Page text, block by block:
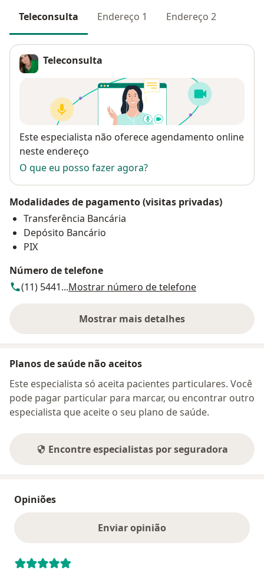
Teleconsulta Endereço 1 Endereço 2
Teleconsulta
Disponibilidade
Este especialista não oferece agendamento online
neste endereço
O que eu posso fazer agora?
Modalidades de pagamento (visitas privadas)
Transferência Bancária
Depósito Bancário
PIX
Número de telefone
(11) 5441...Mostrar número de telefone
Mostrar mais detalhes
sobre o endereço
Planos de saúde não aceitos
Este especialista só aceita pacientes particulares. Você
pode pagar particular para marcar, ou encontrar outro
especialista que aceite o seu plano de saúde.
Encontre especialistas por seguradora
Opiniões
Enviar opinião